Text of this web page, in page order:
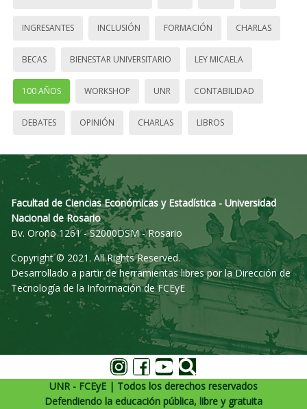
INGRESANTES INCLUSIÓN FORMACIÓN CHARLAS
BECAS BIENESTAR UNIVERSITARIO LEY MICAELA
100 AÑOS WORKSHOP UNR CONTABILIDAD
DEBATES OPINIÓN CHARLAS LIBROS
Facultad de Ciencias Económicas y Estadística - Universidad
Nacional de Rosario
Bv. Oroño 1261 - S2000DSM - Rosario
Copyright © 2021. All Rights Reserved.
Desarrollado a partir de herramientas libres por la Dirección de
Tecnología de la Información de FCEyE
UNR - FCEyE | Todos los derechos reservados
Defendiendo la educación pública, libre y gratuita